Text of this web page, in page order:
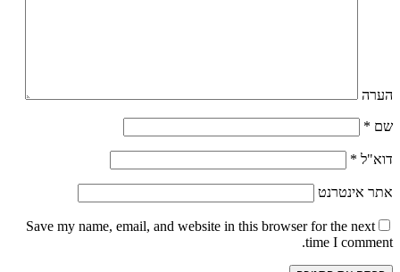
הערה
שם *
דוא"ל *
אתר אינטרנט
Save my name, email, and website in this browser for the next
time I comment.